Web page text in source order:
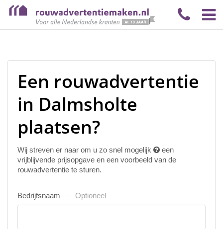
Een rouwadvertentie
in Dalmsholte
plaatsen?
Wij streven er naar om u zo snel mogelijk
een
vrijblijvende prijsopgave en een voorbeeld van de
rouwadvertentie te sturen.
Bedrijfsnaam Optioneel